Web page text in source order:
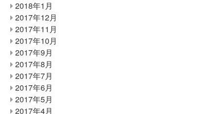
2018年1月
2017年12月
2017年11月
2017年10月
2017年9月
2017年8月
2017年7月
2017年6月
2017年5月
2017年4月